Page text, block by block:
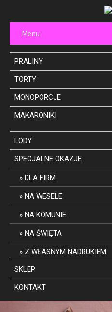
Menu
PRALINY
TORTY
MONOPORCJE
MAKARONIKI
LODY
SPECJALNE OKAZJE
DLA FIRM
NA WESELE
NA KOMUNIE
NA ŚWIĘTA
Z WŁASNYM NADRUKIEM
SKLEP
KONTAKT